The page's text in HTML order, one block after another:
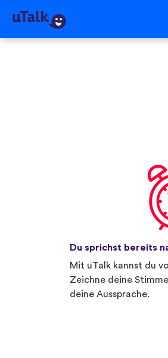
Du sprichst bereits
Mit uTalk kannst du
Zeichne deine
deine Aussprache.